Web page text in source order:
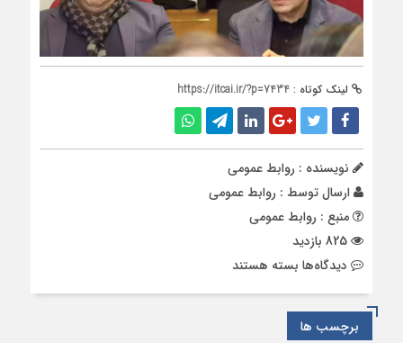
لینک کوتاه : https://itcai.ir/?p=7434
نویسنده : روابط عمومی
ارسال توسط : روابط عمومی
منبع : روابط عمومی
دیدگاه‌ها برای
بسته هستند
برچسب ها